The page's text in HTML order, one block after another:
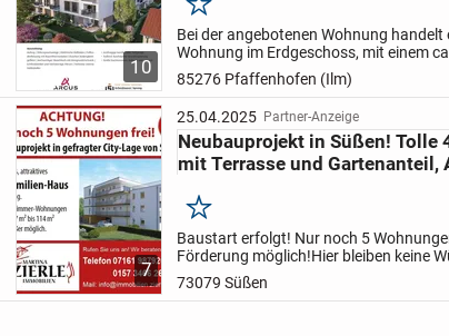
10
Merken
Bei der angebotenen Wohnung handelt
Wohnung im Erdgeschoss, mit einem
Privatgarten.
Die Terrasse
Garten sind nach Süden...
85276 Pfaffenhofen (Ilm)
7
25.04.2025 Partner-Anzeige
Neubauprojekt in Süßen! Tolle
mit Terrasse und Gartenanteil,
Merken
Baustart erfolgt! Nur noch 5
Förderung möglich!Hier bleiben keine
zentrumsnaher Lage von Süßen
11-Familienhau...
73079 Süßen